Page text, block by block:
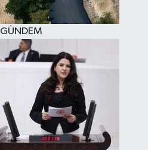
GÜNDEMVİZYONDAKİLER
YAŞAM